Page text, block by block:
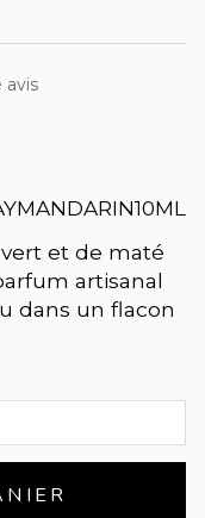
avis
et de maté
artisanal
dans un flacon